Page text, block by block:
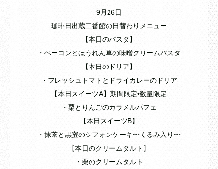
9月26日
珈琲日出蔵二番館の日替わりメニュー
【本日のパスタ】
・ベーコンとほうれん草の味噌クリームパスタ
【本日のドリア】
・フレッシュトマトとドライカレーのドリア
【本日スイーツA】期間限定•数量限定
・栗とりんごのカラメルパフェ
【本日スイーツB】
・抹茶と黒蜜のシフォンケーキ〜くるみ入り〜
【本日のクリームタルト】
・栗のクリームタルト